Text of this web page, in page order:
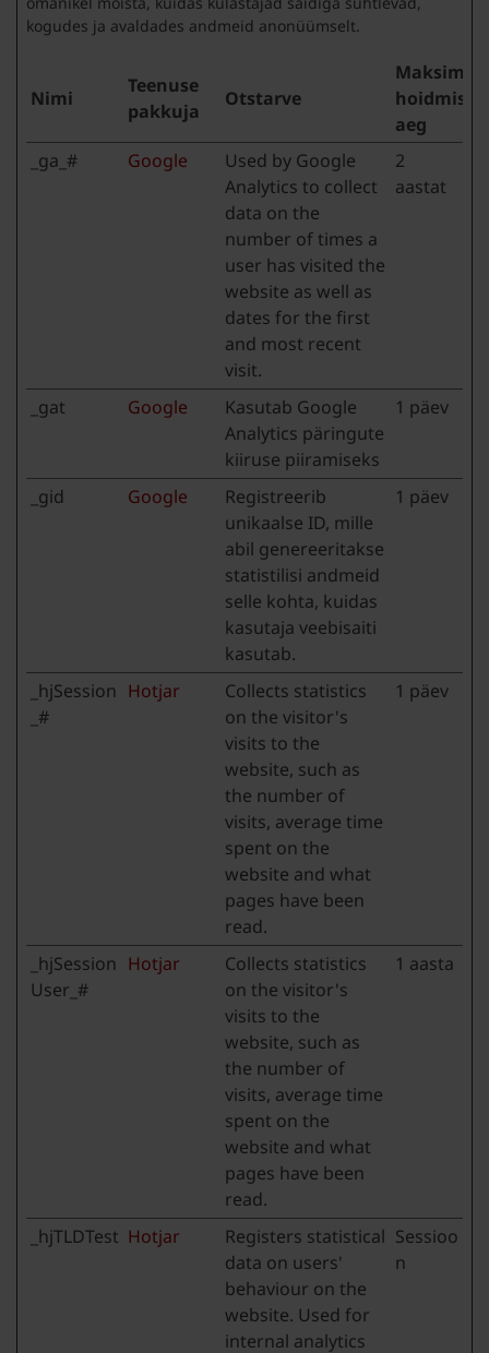
kogudes ja avaldades andmeid anonüümselt.
Nimi
Teenuse
pakkuja
Otstarve
hoidmise
aeg
_ga_#
Google
Used by Google
Analytics to collect
data on the
number of times a
user has visited the
website as well as
dates for the first
and most recent
visit.
2
aastat
_gat Google
Kasutab Google
Analytics päringute
kiiruse piiramiseks
1 päev
_gid Google
Registreerib
unikaalse ID, mille
abil genereeritakse
statistilisi andmeid
selle kohta, kuidas
kasutaja veebisaiti
kasutab.
1 päev
_hjSession
_#
Hotjar
Collects statistics
on the visitor's
visits to the
website, such as
the number of
visits, average time
spent on the
website and what
pages have been
read.
1 päev
_hjSession
User_#
Hotjar
Collects statistics
on the visitor's
visits to the
website, such as
the number of
visits, average time
spent on the
website and what
pages have been
read.
1 aasta
_hjTLDTest Hotjar
Registers statistical
data on users'
behaviour on the
website. Used for
internal analytics
Sessioo
n